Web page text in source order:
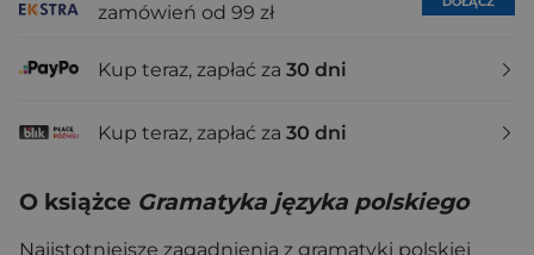
zamówień od 99 zł
Kup teraz, zapłać za 30 dni
Kup teraz, zapłać za 30 dni
O książce Gramatyka języka polskiego
Najistotniejsze zagadnienia z gramatyki polskiej